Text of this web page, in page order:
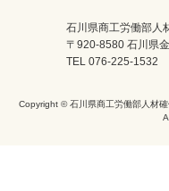
石川県商工労働部人
〒920-8580 石川県
TEL 076-225-1532
Copyright © 石川県商工労働部人材